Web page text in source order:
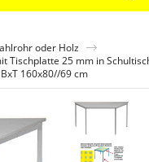
oder Holz
Tischplatte 25 mm in
160x80//69 cm